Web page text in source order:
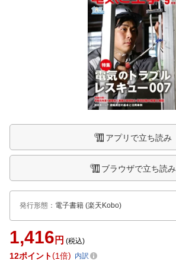
アプリで立ち読み
ブラウザで立ち読み
発行形態 ： 電子書籍 (楽天Kobo)
1,416 円 (税込)
12ポイント 1倍 内訳